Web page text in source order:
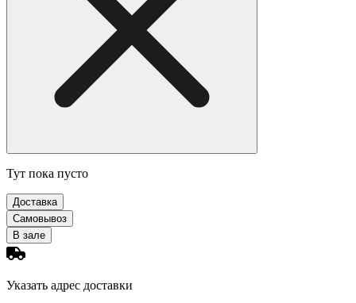
Тут пока пусто
Доставка
Самовывоз
В зале
Указать адрес доставки